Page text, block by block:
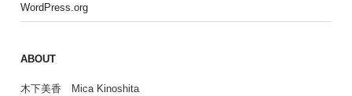
WordPress.org
ABOUT
木下美香 Mica Kinoshita